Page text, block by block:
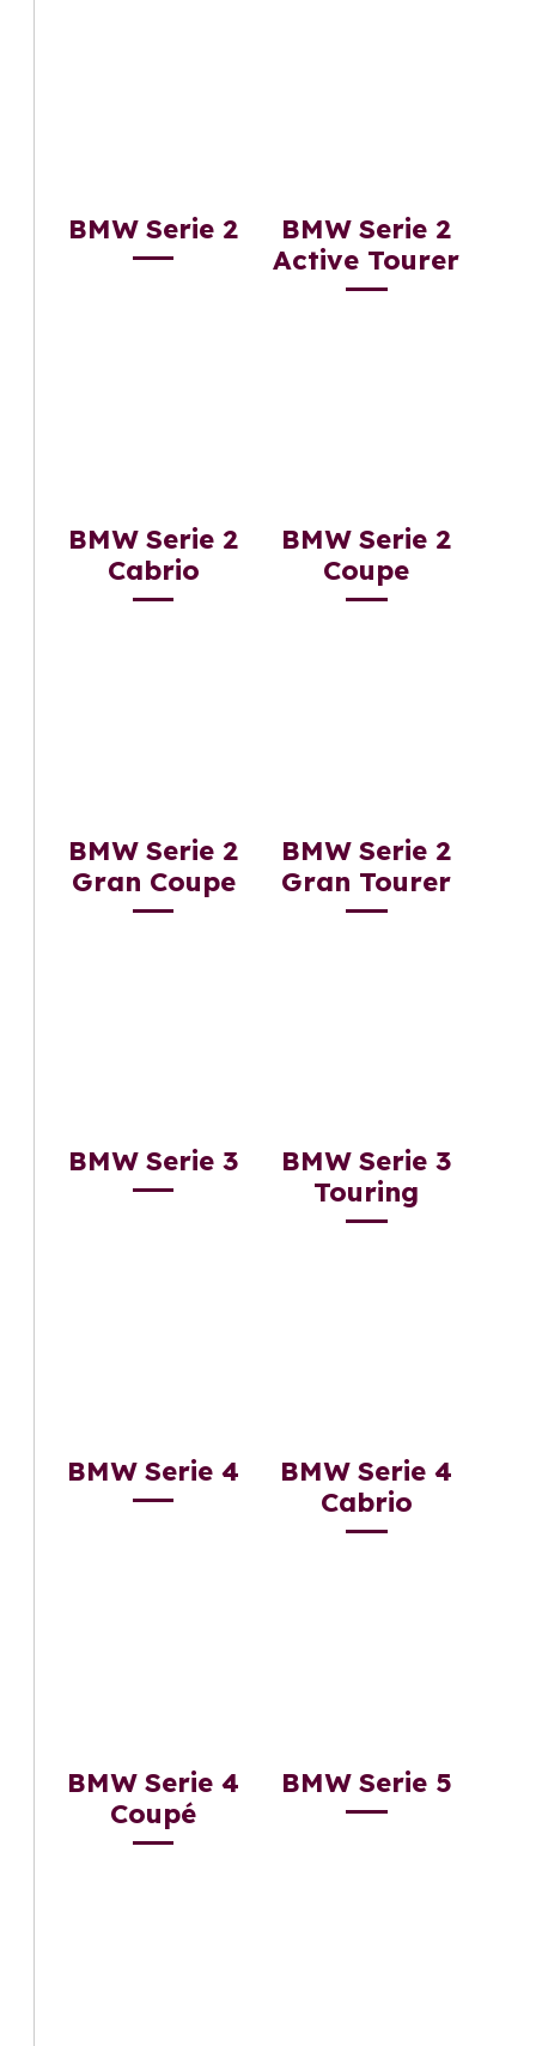
BMW Serie 2
BMW Serie 2
Active Tourer
BMW Serie 2
Cabrio
BMW Serie 2
Coupe
BMW Serie 2
Gran Coupe
BMW Serie 2
Gran Tourer
BMW Serie 3
BMW Serie 3
Touring
BMW Serie 4
BMW Serie 4
Cabrio
BMW Serie 4
Coupé
BMW Serie 5